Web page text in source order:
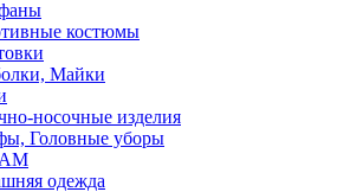
костюмы
Майки
носочные изделия
Головные уборы
одежда